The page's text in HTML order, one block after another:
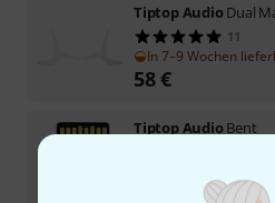
Tiptop AudioDual
11
In 7–9 Wochen
58€
Tiptop AudioBent